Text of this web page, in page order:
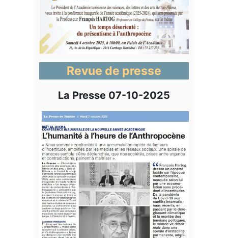
Revue de presse
La Presse 07-10-2025